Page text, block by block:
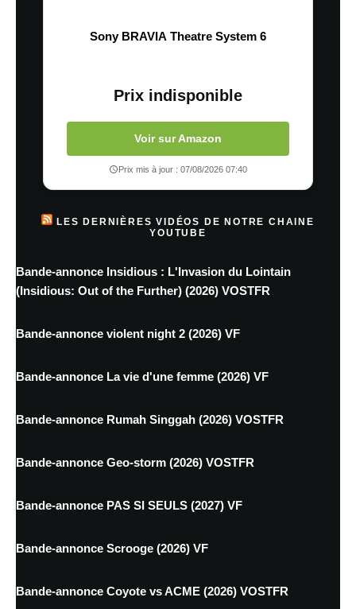
Sony BRAVIA Theatre System 6
Prix indisponible
Voir sur Amazon
Prix mis à jour : 07/08/2026 07:40
LES DERNIÈRES VIDÉOS DE NOTRE CHAINE
YOUTUBE
Bande-annonce Insidious : L'Invasion du Lointain
(Insidious: Out of the Further) (2026) VOSTFR
Bande-annonce violent night 2 (2026) VF
Bande-annonce La vie d'une femme (2026) VF
Bande-annonce Rumah Singgah (2026) VOSTFR
Bande-annonce Geo-storm (2026) VOSTFR
Bande-annonce PAS SI SEULS (2027) VF
Bande-annonce Scrooge (2026) VF
Bande-annonce Coyote vs ACME (2026) VOSTFR